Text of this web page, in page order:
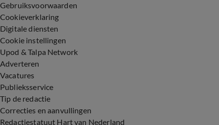
Gebruiksvoorwaarden
Cookieverklaring
Digitale diensten
Cookie instellingen
Upod & Talpa Network
Adverteren
Vacatures
Publieksservice
Tip de redactie
Correcties en aanvullingen
Redactiestatuut Hart van Nederland